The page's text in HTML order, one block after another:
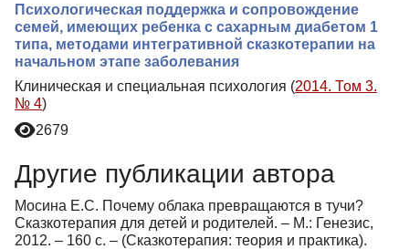
Психологическая поддержка и сопровождение
семей, имеющих ребенка с сахарным диабетом 1
типа, методами интегративной сказкотерапии на
начальном этапе заболевания
Клиническая и специальная психология (2014. Том 3.
№ 4)
2679
Другие публикации автора
Мосина Е.С. Почему облака превращаются в тучи?
Сказкотерапия для детей и родителей. – М.: Генезис,
2012. – 160 с. – (Сказкотерапия: теория и практика).